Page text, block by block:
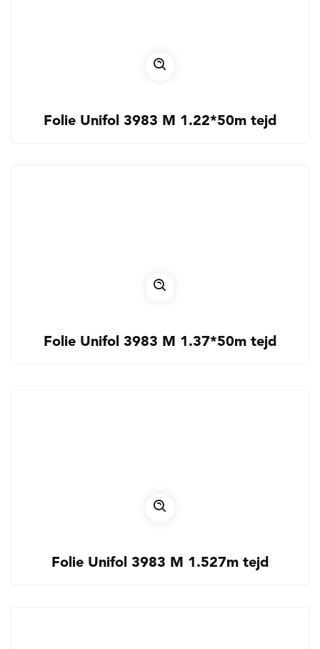
Folie Unifol 3983 M 1.22*50m tejd
Folie Unifol 3983 M 1.37*50m tejd
Folie Unifol 3983 M 1.527m tejd